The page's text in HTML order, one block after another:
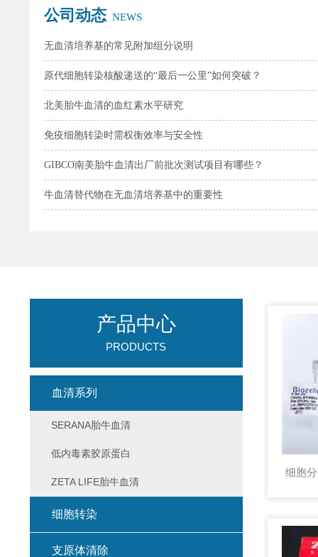
公司动态 NEWS
无血清培养基的常见附加组分说明
原代细胞转染核酸递送的“最后一公里”如何突破？
北美胎牛血清的血红素水平研究
免疫细胞转染时需权衡效率与安全性
GIBCO南美胎牛血清出厂前批次测试项目有哪些？
牛血清替代物在无血清培养基中的重要性
产品中心
PRODUCTS
血清系列
SERANA胎牛血清
低内毒素胶原蛋白
ZETA LIFE胎牛血清
细胞转染
支原体清除